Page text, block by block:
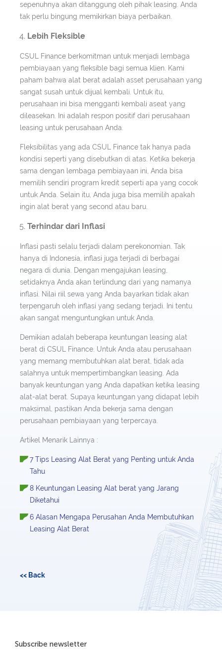
sepenuhnya akan ditanggung oleh pihak leasing. Anda
tak perlu bingung memikirkan biaya perbaikan.
Lebih Fleksible
CSUL Finance berkomitman untuk menjadi lembaga
pembiayaan yang fleksible bagi semua klien. Kami
paham bahwa alat berat adalah asset perusahaan yang
sangat susah untuk dijual kembali. Untuk itu,
perusahaan ini bisa mengganti kembali aseat yang
dileasekan. Ini adalah respon positif dari perusahaan
leasing untuk perusahaan Anda.
Fleksibilitas yang ada CSUL Finance tak hanya pada
kondisi seperti yang disebutkan di atas. Ketika bekerja
sama dengan lembaga pembiayaan ini, Anda bisa
memilih sendiri program kredit seperti apa yang cocok
untuk Anda. Selain itu, Anda juga bisa memilih apakah
ingin alat berat yang second atau baru.
Terhindar dari Inflasi
Inflasi pasti selalu terjadi dalam perekonomian. Tak
hanya di Indonesia, inflasi juga terjadi di berbagai
negara di dunia. Dengan mengajukan leasing,
setidaknya Anda akan terlindung dari yang namanya
inflasi. Nilai riil sewa yang Anda bayarkan tidak akan
terpengaruh oleh inflasi yang sedang terjadi. Ini tentu
akan sangat menguntungkan untuk Anda.
Demikian adalah beberapa keuntungan leasing alat
berat di CSUL Finance. Untuk Anda atau perusahaan
yang memang membutuhkan alat berat, tidak ada
salahnya untuk mempertimbangkan leasing. Ada
banyak keuntungan yang Anda dapatkan ketika leasing
alat-alat berat. Supaya keuntungan yang didapat lebih
maksimal, pastikan Anda bekerja sama dengan
perusahaan pembiayaan yang terpercaya.
Artikel Menarik Lainnya :
7 Tips Leasing Alat Berat yang Penting untuk Anda
Tahu
8 Keuntungan Leasing Alat berat yang Jarang
Diketahui
6 Alasan Mengapa Perusahan Anda Membutuhkan
Leasing Alat Berat
<< Back
Subscribe newsletter